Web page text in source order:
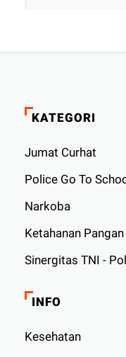
KATEGORI
Jumat Curhat
Police Go To
Narkoba
Ketahanan Pangan
Sinergitas TNI -
INFO
Kesehatan